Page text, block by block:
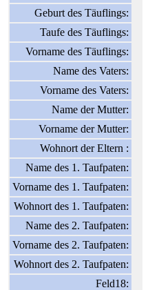
Geburt des Täuflings:
Taufe des Täuflings:
Vorname des Täuflings:
Name des Vaters:
Vorname des Vaters:
Name der Mutter:
Vorname der Mutter:
Wohnort der Eltern :
Name des 1. Taufpaten:
Vorname des 1. Taufpaten:
Wohnort des 1. Taufpaten:
Name des 2. Taufpaten:
Vorname des 2. Taufpaten:
Wohnort des 2. Taufpaten:
Feld18: